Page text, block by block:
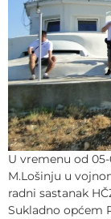
U vremenu od
M.Lošinju u
radni sastanak
Sukladno općem